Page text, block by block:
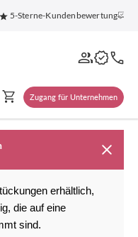
5-Sterne-Kundenbewertung
Zugang für Unternehmen
erhältlich,
die auf eine
sind.